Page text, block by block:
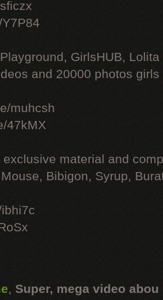
GirlsHUB, Lolita
and 20000 photos
muhcsh
47kMX
exclusive material and
Bibigon, Syrup,
, Super, mega video abou